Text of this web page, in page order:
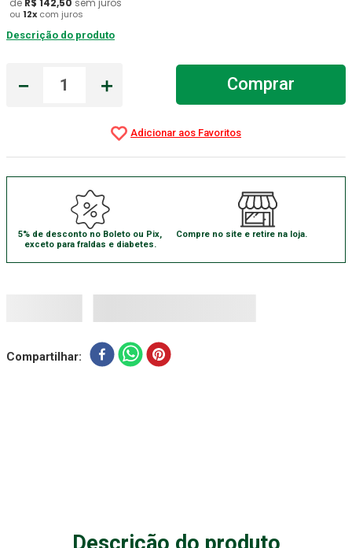
de R$ 142,50 sem juros
ou 12x com juros
Descrição do produto
＋
－ Comprar
5% de desconto no Boleto ou Pix,
exceto para fraldas e diabetes.
Compre no site e retire na loja.
Compartilhar
Descrição do produto
Aparelho Pressão
Curativo